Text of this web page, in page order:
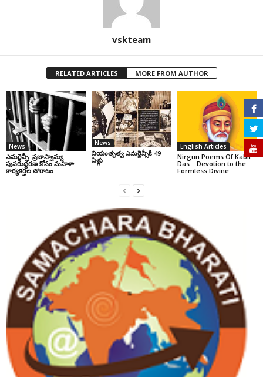
vskteam
RELATED ARTICLES MORE FROM AUTHOR
News
ఎమర్జెన్సీ: ప్రజాస్వామ్య
పునరుద్ధరణ కోసం మహిళా
కార్యకర్తల పోరాటం
News
నియంతృత్వ ఎమర్జెన్సీకి 49
ఏళ్లు
English Articles
Nirgun Poems Of Kabir
Das… Devotion to the
Formless Divine